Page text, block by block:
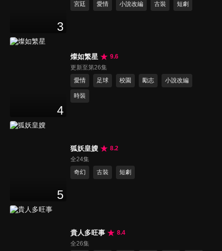
3
宮廷
愛情 小說改編 古裝 短劇
4
燦如繁星
9.6
更新至第26集
愛情
足球 校園 勵志 小說改編
時裝
5
狐妖皇嫂
8.2
全24集
奇幻
古裝 短劇
貴人多旺事
8.4
全26集